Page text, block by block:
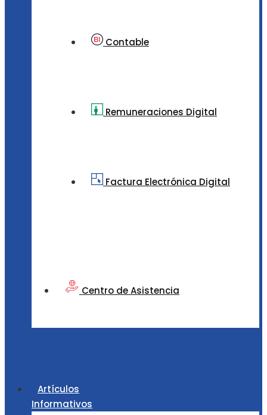
Contable
Remuneraciones Digital
Factura Electrónica Digital
Centro de Asistencia
Artículos
Informativos